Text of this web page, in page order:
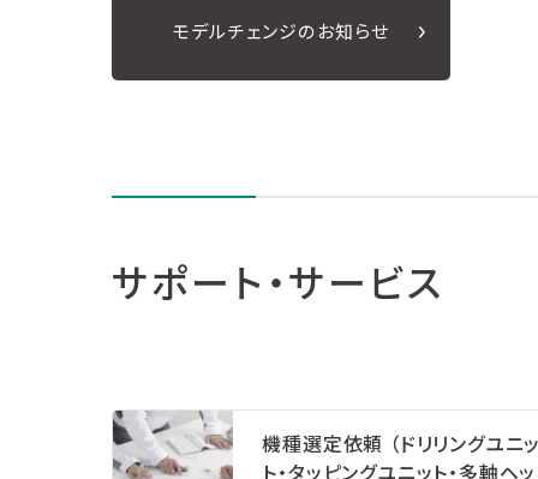
モデルチェンジのお知らせ
サポート・サービス
機種選定依頼 （ドリリングユニ
ト・タッピングユニット・多軸ヘッ